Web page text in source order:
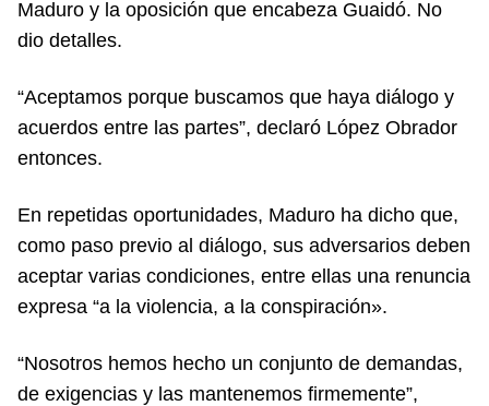
Maduro y la oposición que encabeza Guaidó. No
dio detalles.
“Aceptamos porque buscamos que haya diálogo y
acuerdos entre las partes”, declaró López Obrador
entonces.
En repetidas oportunidades, Maduro ha dicho que,
como paso previo al diálogo, sus adversarios deben
aceptar varias condiciones, entre ellas una renuncia
expresa “a la violencia, a la conspiración».
“Nosotros hemos hecho un conjunto de demandas,
de exigencias y las mantenemos firmemente”,